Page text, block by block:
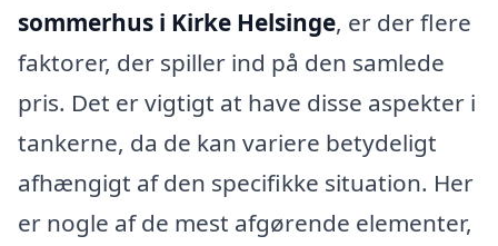
sommerhus i Kirke Helsinge, er der flere
faktorer, der spiller ind på den samlede
pris. Det er vigtigt at have disse aspekter i
tankerne, da de kan variere betydeligt
afhængigt af den specifikke situation. Her
er nogle af de mest afgørende elementer,